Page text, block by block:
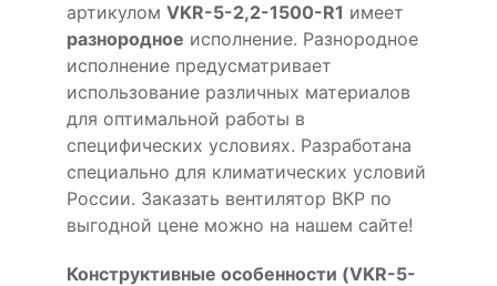
артикулом VKR-5-2,2-1500-R1 имеет
разнородное исполнение. Разнородное
исполнение предусматривает
использование различных материалов
для оптимальной работы в
специфических условиях. Разработана
специально для климатических условий
России. Заказать вентилятор ВКР по
выгодной цене можно на нашем сайте!
Конструктивные особенности (VKR-5-